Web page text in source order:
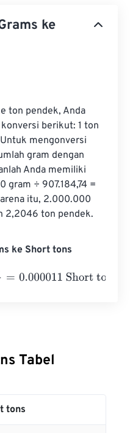
ke
ton pendek, Anda
berikut: 1 ton
mengonversi
gram dengan
Anda memiliki
÷ 907.184,74 =
itu, 2.000.000
2,2046 ton pendek.
ke Short tons
0.000011 Short tons
Tabel
tons